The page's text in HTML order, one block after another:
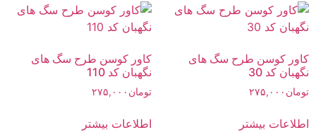
کاور کوسن طرح سگ های
نگهبان کد 30
تومان ۲۷۵,۰۰۰
اطلاعات بیشتر
کاور کوسن طرح سگ های
نگهبان کد 110
تومان ۲۷۵,۰۰۰
اطلاعات بیشتر